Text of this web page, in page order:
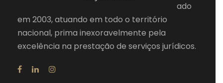
ado
em 2003, atuando em todo o território
nacional, prima inexoravelmente pela
excelência na prestação de serviços jurídicos.